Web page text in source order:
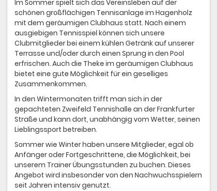
Im Sommer spielt sich das Vereinsleben auf der
schönen großflächigen Tennisanlage im Hagenholz
mit dem geräumigen Clubhaus statt. Nach einem
ausgiebigen Tennisspiel können sich unsere
Clubmitglieder bei einem kühlen Getränk auf unserer
Terrasse und/oder durch einen Sprung in den Pool
erfrischen. Auch die Theke im geräumigen Clubhaus
bietet eine gute Möglichkeit für ein geselliges
Zusammenkommen.
In den Wintermonaten trifft man sich in der
gepachteten Zweifeld Tennishalle an der Frankfurter
Straße und kann dort, unabhängig vom Wetter, seinen
Lieblingssport betreiben.
Sommer wie Winter haben unsere Mitglieder, egal ob
Anfänger oder Fortgeschrittene, die Möglichkeit, bei
unserem Trainer Übungsstunden zu buchen. Dieses
Angebot wird insbesonder von den Nachwuchsspielern
seit Jahren intensiv genutzt.